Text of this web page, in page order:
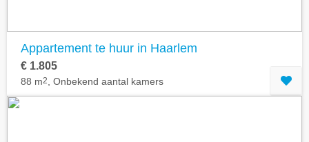
Appartement te huur in Haarlem
€ 1.805
88 m2 , Onbekend aantal kamers